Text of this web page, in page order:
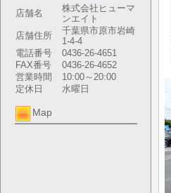
店舗名
株式会社ヒューマ
ンエイト
店舗住所
千葉県市原市岩崎
1-4-4
電話番号
0436-26-4651
FAX番号
0436-26-4652
営業時間
10:00～20:00
定休日
水曜日
Map